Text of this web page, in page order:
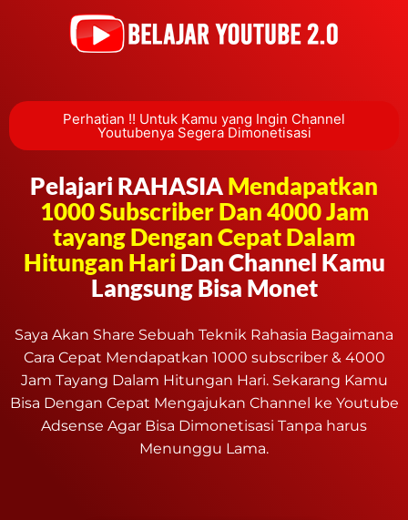
Perhatian !! Untuk Kamu yang Ingin Channel
Youtubenya Segera Dimonetisasi
Pelajari RAHASIAMendapatkan
1000 Subscriber Dan 4000 Jam
tayang Dengan Cepat Dalam
Hitungan HariDan Channel Kamu
Langsung Bisa Monet
Saya Akan Share Sebuah Teknik Rahasia Bagaimana
Cara Cepat Mendapatkan 1000 subscriber & 4000
Jam Tayang Dalam Hitungan Hari. Sekarang Kamu
Bisa Dengan Cepat Mengajukan Channel ke Youtube
Adsense Agar Bisa Dimonetisasi Tanpa harus
Menunggu Lama.